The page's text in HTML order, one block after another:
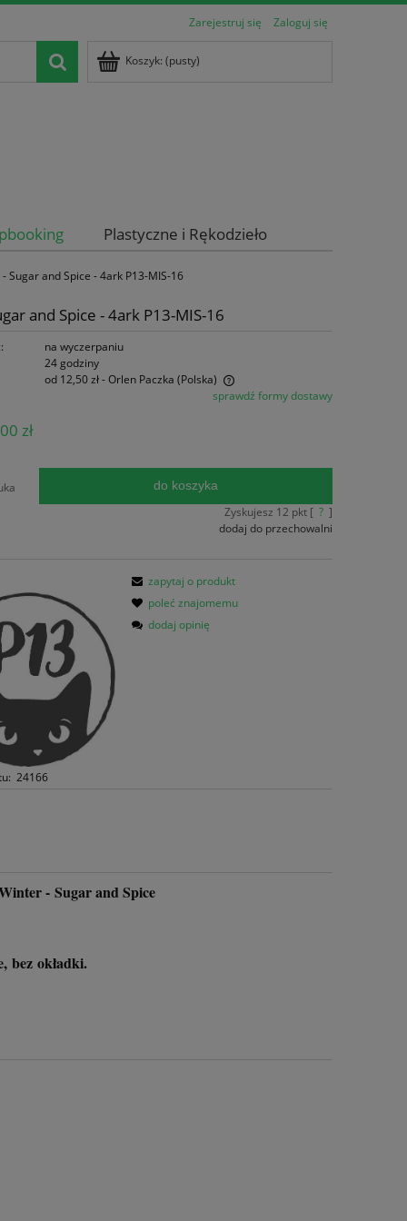
Zarejestruj się Zaloguj się
Koszyk: (pusty)
Plastyczne i Rękodzieło
Sugar and Spice - 4ark P13-MIS-16
and Spice - 4ark P13-MIS-16
na wyczerpaniu
24 godziny
od 12,50 zł- Orlen Paczka (Polska)
sprawdź formy dostawy
zł
do koszyka
Zyskujesz 12 pkt [ ? ]
dodaj do przechowalni
24166
zapytaj o produkt
poleć znajomemu
dodaj opinię
- Sugar and Spice
bez okładki.